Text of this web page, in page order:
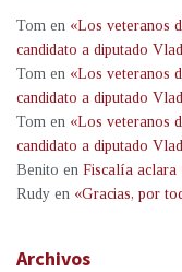
Tom en «Los veteranos
candidato a diputado
Tom en «Los veteranos
candidato a diputado
Tom en «Los veteranos
candidato a diputado
Benito en Fiscalía aclara
Rudy en «Gracias, por
Archivos